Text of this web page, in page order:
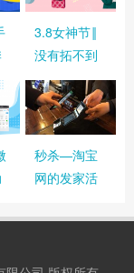
3.8女神节‖
没有拓不到
的客源，只
有不努力的
商家
秒杀—淘宝
网的发家活
样做才能做